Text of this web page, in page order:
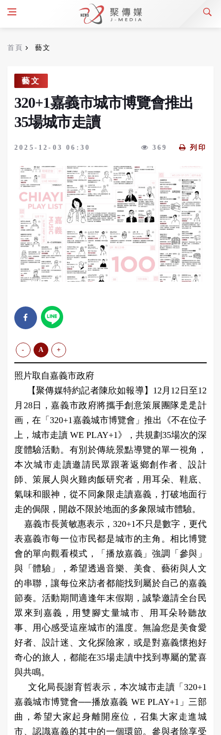
首頁 藝文
藝文
320+1嘉義市城市博覽會推出
35場城市走讀
2025-12-03 06:30 369 列印
- A +
照片取自嘉義市政府
【聚傳媒特約記者陳欣如報導】12月12日至12
月28日，嘉義市政府將攜手創意策展團隊辵辵計
画，在「320+1嘉義城市博覽會」推出《不在位子
上，城市走讀 WE PLAY+1》，共規劃35場次的深
度體驗活動。有別於傳統景點導覽的單一視角，
本次城市走讀邀請民眾跟著返鄉創作者、設計
師、策展人與火雞肉飯研究者，用耳朵、鞋底、
氣味和眼神，從不同象限走讀嘉義，打破地面行
走的侷限，開啟不限於地面的多象限城市體驗。
嘉義市長黃敏惠表示，320+1不只是數字，更代
表嘉義市每一位市民都是城市的主角。相比博覽
會的單向觀看模式，「播放嘉義」強調「參與」
與「體驗」，希望透過音樂、美食、藝術與人文
的串聯，讓每位來訪者都能找到屬於自己的嘉義
節奏。活動期間適逢年末假期，誠摯邀請全台民
眾來到嘉義，用雙腳丈量城市、用耳朵聆聽故
事、用心感受這座城市的溫度。無論您是美食愛
好者、設計迷、文化探險家，或是對嘉義懷抱好
奇心的旅人，都能在35場走讀中找到專屬的驚喜
與共鳴。
文化局長謝育哲表示，本次城市走讀「320+1
嘉義城市博覽會──播放嘉義 WE PLAY+1」三部
曲，希望大家起身離開座位，召集大家走進城
市、認識嘉義的其中的一個環節。參與者除享受